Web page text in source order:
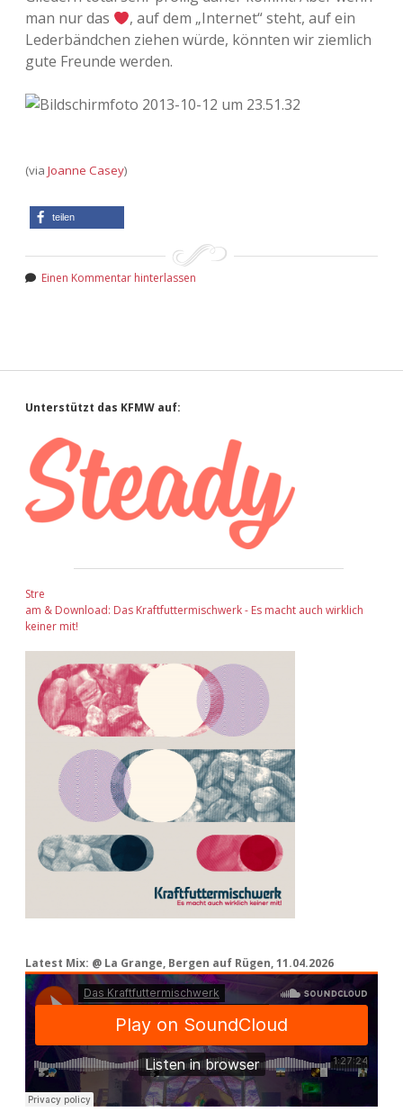
man nur das
, auf dem „Internet“ steht, auf ein
Lederbändchen ziehen würde, könnten wir ziemlich
gute Freunde werden.
(via Joanne Casey)
teilen
Einen Kommentar hinterlassen
Sidebar
Unterstützt das KFMW auf:
Stre
am & Download: Das Kraftfuttermischwerk - Es macht auch wirklich
keiner mit!
Latest Mix: @ La Grange, Bergen auf Rügen, 11.04.2026